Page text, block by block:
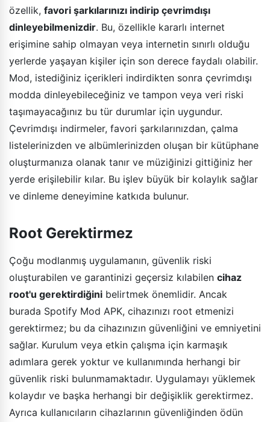
özellik, favori şarkılarınızı indirip çevrimdışı
dinleyebilmenizdir. Bu, özellikle kararlı internet
erişimine sahip olmayan veya internetin sınırlı olduğu
yerlerde yaşayan kişiler için son derece faydalı olabilir.
Mod, istediğiniz içerikleri indirdikten sonra çevrimdışı
modda dinleyebileceğiniz ve tampon veya veri riski
taşımayacağınız bu tür durumlar için uygundur.
Çevrimdışı indirmeler, favori şarkılarınızdan, çalma
listelerinizden ve albümlerinizden oluşan bir kütüphane
oluşturmanıza olanak tanır ve müziğinizi gittiğiniz her
yerde erişilebilir kılar. Bu işlev büyük bir kolaylık sağlar
ve dinleme deneyimine katkıda bulunur.
Root Gerektirmez
Çoğu modlanmış uygulamanın, güvenlik riski
oluşturabilen ve garantinizi geçersiz kılabilen cihaz
root'u gerektirdiğini belirtmek önemlidir. Ancak
burada Spotify Mod APK, cihazınızı root etmenizi
gerektirmez; bu da cihazınızın güvenliğini ve emniyetini
sağlar. Kurulum veya etkin çalışma için karmaşık
adımlara gerek yoktur ve kullanımında herhangi bir
güvenlik riski bulunmamaktadır. Uygulamayı yüklemek
kolaydır ve başka herhangi bir değişiklik gerektirmez.
Ayrıca kullanıcıların cihazlarının güvenliğinden ödün